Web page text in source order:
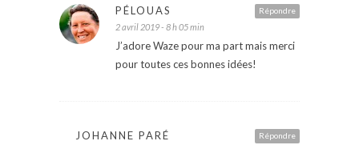
Répondre
PÉLOUAS
2 avril 2019 - 8 h 05 min
J’adore Waze pour ma part mais merci
pour toutes ces bonnes idées!
Répondre
JOHANNE PARÉ